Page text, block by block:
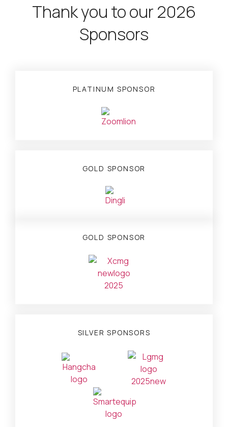
Thank you to our 2026
Sponsors
PLATINUM SPONSOR
GOLD SPONSOR
GOLD SPONSOR
SILVER SPONSORS